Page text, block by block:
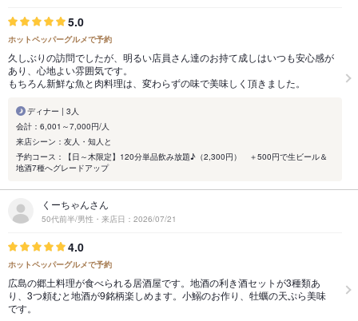
5.0
ホットペッパーグルメで予約
久しぶりの訪問でしたが、明るい店員さん達のお持て成しはいつも安心感が
あり、心地よい雰囲気です。
もちろん新鮮な魚と肉料理は、変わらずの味で美味しく頂きました。
ディナー | 3人
会計：6,001～7,000円/人
来店シーン：友人・知人と
予約コース：【日～木限定】120分単品飲み放題♪（2,300円） ＋500円で生ビール＆
地酒7種へグレードアップ
くーちゃんさん
50代前半/男性・来店日：2026/07/21
4.0
ホットペッパーグルメで予約
広島の郷土料理が食べられる居酒屋です。地酒の利き酒セットが3種類あ
り、3つ頼むと地酒が9銘柄楽しめます。小鰯のお作り、牡蠣の天ぷら美味
です。